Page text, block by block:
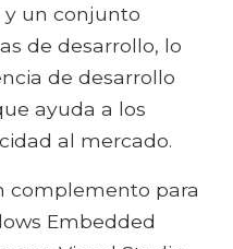
y un conjunto
de desarrollo, lo
de desarrollo
ayuda a los
al mercado.
complemento para
Embedded